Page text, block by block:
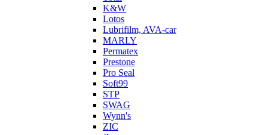
K&W
Lotos
Lubrifilm, AVA-car
MARLY
Permatex
Prestone
Pro Seal
Soft99
STP
SWAG
Wynn's
ZIC